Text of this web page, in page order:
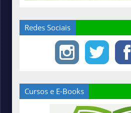
Redes Sociais
Cursos e E-Books